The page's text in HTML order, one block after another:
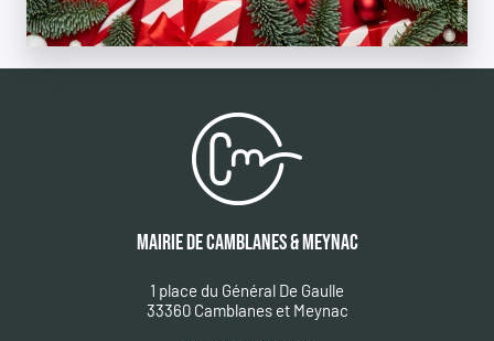
MAIRIE DE CAMBLANES & MEYNAC
1 place du Général De Gaulle
33360 Camblanes et Meynac